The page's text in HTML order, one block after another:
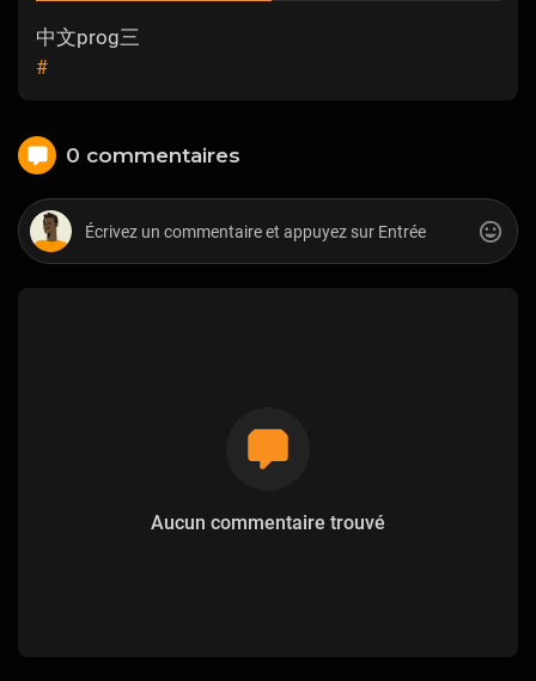
中文prog三
#
0 commentaires
Aucun commentaire trouvé